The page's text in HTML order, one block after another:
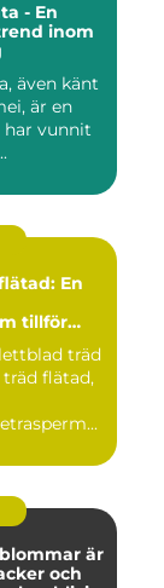
- En
inom
även känt
är en
har vunnit
En
tillför
träd
är
och